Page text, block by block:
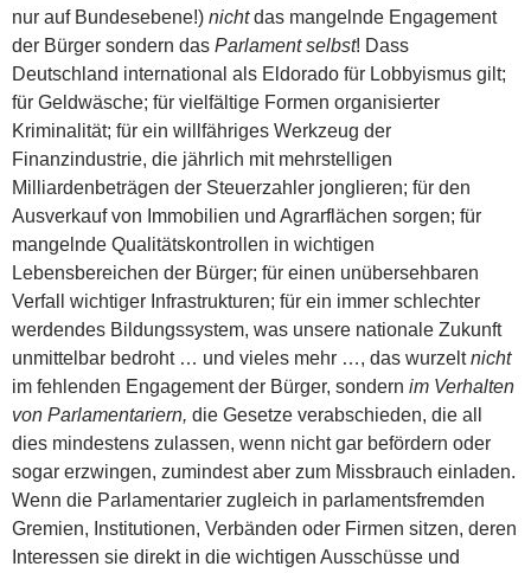
nur auf Bundesebene!) nichtdas mangelnde Engagement
der Bürger sondern das Parlament selbst! Dass
Deutschland international als Eldorado für Lobbyismus gilt;
für Geldwäsche; für vielfältige Formen organisierter
Kriminalität; für ein willfähriges Werkzeug der
Finanzindustrie, die jährlich mit mehrstelligen
Milliardenbeträgen der Steuerzahler jonglieren; für den
Ausverkauf von Immobilien und Agrarflächen sorgen; für
mangelnde Qualitätskontrollen in wichtigen
Lebensbereichen der Bürger; für einen unübersehbaren
Verfall wichtiger Infrastrukturen; für ein immer schlechter
werdendes Bildungssystem, was unsere nationale Zukunft
unmittelbar bedroht … und vieles mehr …, das wurzeltnicht
im fehlenden Engagement der Bürger, sondern im Verhalten
von Parlamentariern, die Gesetze verabschieden, die all
dies mindestens zulassen, wenn nicht gar befördern oder
sogar erzwingen, zumindest aber zum Missbrauch einladen.
Wenn die Parlamentarier zugleich in parlamentsfremden
Gremien, Institutionen, Verbänden oder Firmen sitzen, deren
Interessen sie direkt in die wichtigen Ausschüsse und